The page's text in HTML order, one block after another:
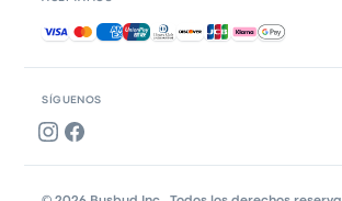
SÍGUENOS
Pagos aceptados